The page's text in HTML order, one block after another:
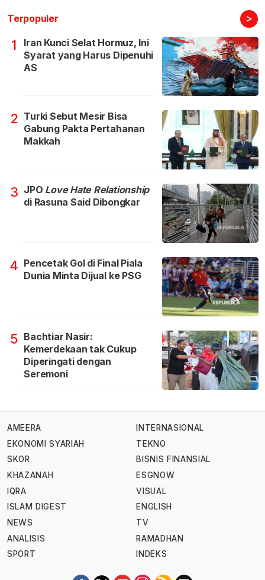
Terpopuler >
1
Iran Kunci Selat Hormuz, Ini
Syarat yang Harus Dipenuhi
AS
2 Turki Sebut Mesir Bisa
Gabung Pakta Pertahanan
Makkah
3 JPO Love Hate Relationship
di Rasuna Said Dibongkar
4 Pencetak Gol di Final Piala
Dunia Minta Dijual ke PSG
5 Bachtiar Nasir:
Kemerdekaan tak Cukup
Diperingati dengan
Seremoni
AMEERA
EKONOMI SYARIAH
SKOR
KHAZANAH
IQRA
ISLAM DIGEST
NEWS
ANALISIS
SPORT
INTERNASIONAL
TEKNO
BISNIS FINANSIAL
ESGNOW
VISUAL
ENGLISH
TV
RAMADHAN
INDEKS